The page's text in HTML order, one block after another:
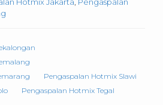
Pengaspalan Hotmix Slawi
Pengaspalan Hotmix Tegal